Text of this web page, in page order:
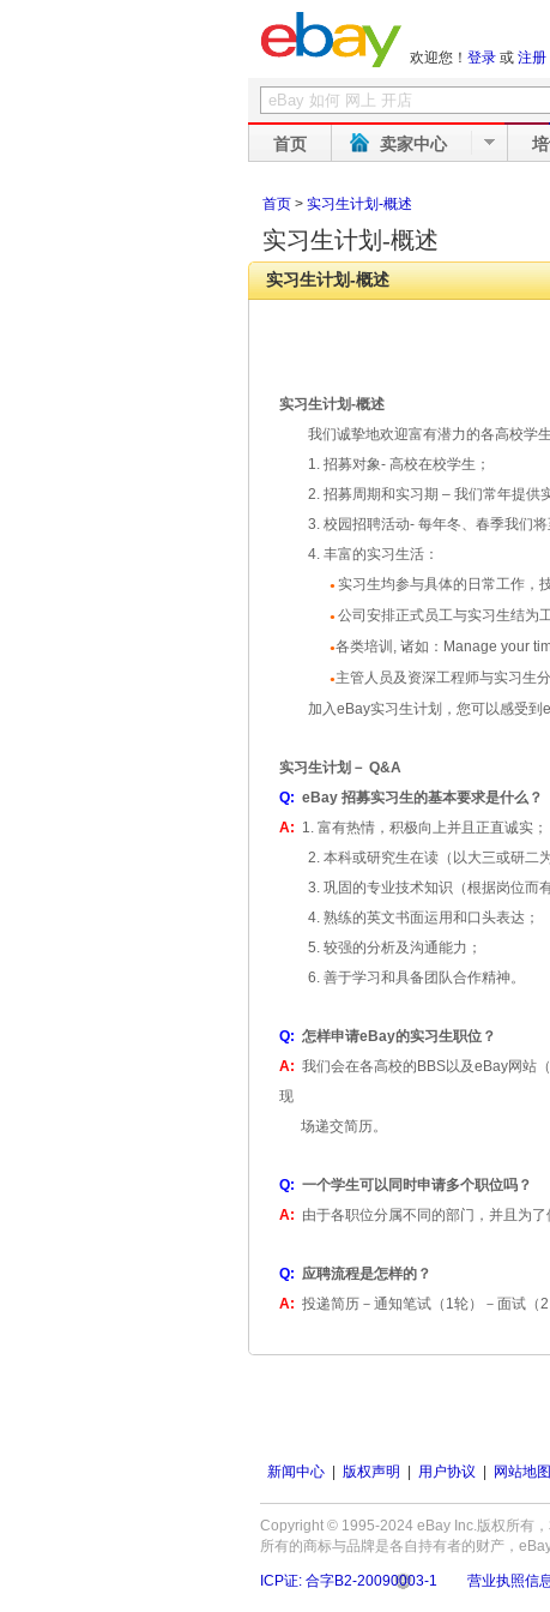
欢迎您！ 登录 或 注册
首页 卖家中心
首页 > 实习生计划-概述
实习生计划-概述
实习生计划-概述
实习生计划-概述
我们诚挚地欢迎富有潜力的各高校学
1.招募对象-高校在校学生；
2.招募周期和实习期 –我们常年提供
3.校园招聘活动-每年冬、春季我们
4.丰富的实习生活：
●实习生均参与具体的日常工作，
●公司安排正式员工与实习生结为
●各类培训 ,诸如： Manage your
● 主管人员及资深工程师与实习生
加入eBay实习生计划，您可以感受到
实习生计划 － Q&A
Q:eBay招募实习生的基本要求是什么？
A: 1.富有热情，积极向上并且正直诚实；
2.本科或研究生在读（以大三或研二
3.巩固的专业技术知识（根据岗位而
4.熟练的英文书面运用和口头表达；
5.较强的分析及沟通能力；
6.善于学习和具备团队合作精神。
Q:怎样申请eBay的实习生职位？
A:我们会在各高校的 BBS以及eBay网站
现
场递交简历。
Q:一个学生可以同时申请多个职位吗？
A: 由于各职位分属不同的部门，并且为
Q:应聘流程是怎样的？
A:投递简历 －通知笔试（ 1轮） －面试（2
新闻中心 版权声明 用户协议 网站地图
Copyright © 1995-2024 eBay Inc.版权所有，
所有的商标与品牌是各自持有者的财产，
ICP证: 合字B2-20090003-1 营业执照信